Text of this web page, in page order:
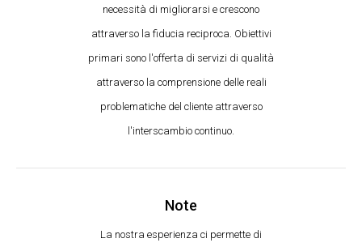
necessità di migliorarsi e crescono
attraverso la fiducia reciproca. Obiettivi
primari sono l'offerta di servizi di qualità
attraverso la comprensione delle reali
problematiche del cliente attraverso
l'interscambio continuo.
Note
La nostra esperienza ci permette di